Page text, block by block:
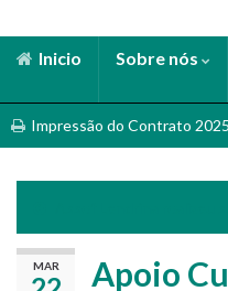
Inicio Sobre nós
Impressão do Contrato
MAR Apoio